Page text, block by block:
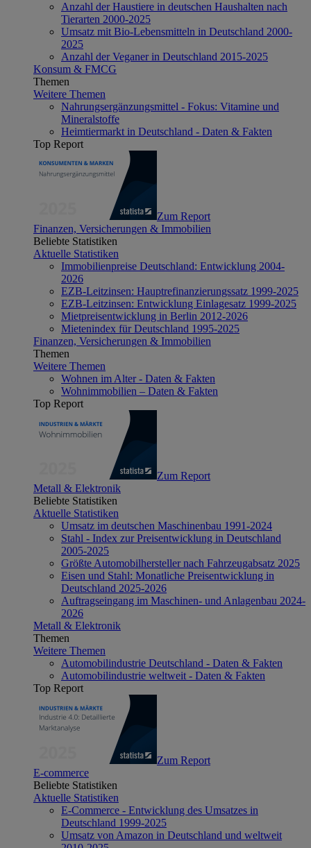
Anzahl der Haustiere in deutschen Haushalten nach
Tierarten 2000-2025
Umsatz mit Bio-Lebensmitteln in Deutschland 2000-
2025
Anzahl der Veganer in Deutschland 2015-2025
Konsum & FMCG
Themen
Weitere Themen
Nahrungsergänzungsmittel - Fokus: Vitamine und
Mineralstoffe
Heimtiermarkt in Deutschland - Daten & Fakten
Top Report
Zum Report
Finanzen, Versicherungen & Immobilien
Beliebte Statistiken
Aktuelle Statistiken
Immobilienpreise Deutschland: Entwicklung 2004-
2026
EZB-Leitzinsen: Hauptrefinanzierungssatz 1999-2025
EZB-Leitzinsen: Entwicklung Einlagesatz 1999-2025
Mietpreisentwicklung in Berlin 2012-2026
Mietenindex für Deutschland 1995-2025
Finanzen, Versicherungen & Immobilien
Themen
Weitere Themen
Wohnen im Alter - Daten & Fakten
Wohnimmobilien – Daten & Fakten
Top Report
Zum Report
Metall & Elektronik
Beliebte Statistiken
Aktuelle Statistiken
Umsatz im deutschen Maschinenbau 1991-2024
Stahl - Index zur Preisentwicklung in Deutschland
2005-2025
Größte Automobilhersteller nach Fahrzeugabsatz 2025
Eisen und Stahl: Monatliche Preisentwicklung in
Deutschland 2025-2026
Auftragseingang im Maschinen- und Anlagenbau 2024-
2026
Metall & Elektronik
Themen
Weitere Themen
Automobilindustrie Deutschland - Daten & Fakten
Automobilindustrie weltweit - Daten & Fakten
Top Report
Zum Report
E-commerce
Beliebte Statistiken
Aktuelle Statistiken
E-Commerce - Entwicklung des Umsatzes in
Deutschland 1999-2025
Umsatz von Amazon in Deutschland und weltweit